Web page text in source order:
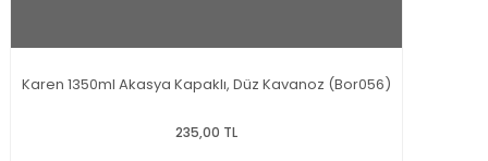
Karen 1350ml Akasya Kapaklı, Düz Kavanoz (Bor056)
235,00 TL